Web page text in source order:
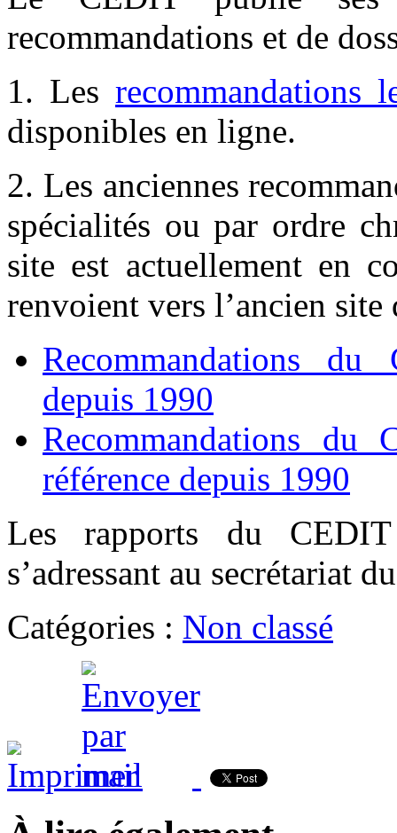
recommandations et de
1. Les recommandations
disponibles en ligne.
2. Les anciennes
spécialités ou par ordre
site est actuellement en
renvoient vers l’ancien
Recommandations
depuis 1990
Recommandations du
référence depuis 1990
Les rapports du
s’adressant au secrétariat
Catégories : Non classé